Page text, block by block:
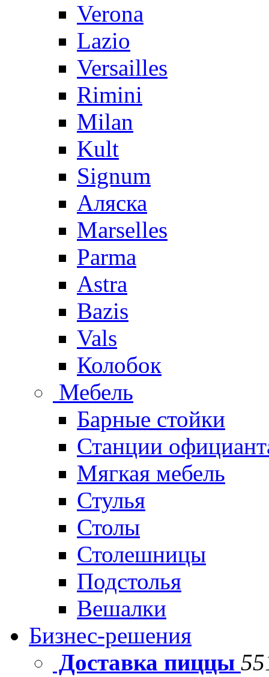
Verona
Lazio
Versailles
Rimini
Milan
Kult
Signum
Аляска
Marselles
Parma
Astra
Bazis
Vals
Колобок
Мебель
Барные стойки
Станции
Мягкая мебель
Стулья
Столы
Столешницы
Подстолья
Вешалки
Бизнес-решения
Доставка пиццы